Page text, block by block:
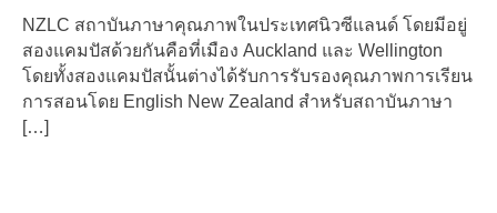
NZLC สถาบันภาษาคุณภาพในประเทศนิวซีแลนด์ โดยมีอยู่
สองแคมปัสด้วยกันคือที่เมือง Auckland และ Wellington
โดยทั้งสองแคมปัสนั้นต่างได้รับการรับรองคุณภาพการเรียน
การสอนโดย English New Zealand สำหรับสถาบันภาษา
[…]